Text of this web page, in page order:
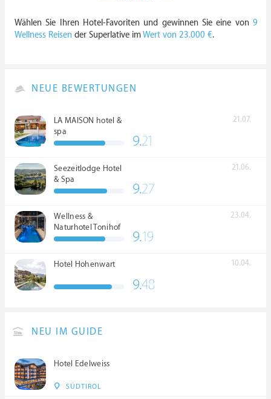
Wählen Sie Ihren Hotel-Favoriten und gewinnen Sie eine von 9
Wellness Reisen der Superlative imWert von 23.000 €.
NEUE BEWERTUNGEN
LA MAISON hotel &
spa
21.07.
9.21
Seezeitlodge Hotel
& Spa
21.06.
9.27
Wellness &
Naturhotel Tonihof
****S
23.04.
9.19
Hotel Hohenwart 10.04.
9.48
NEU IM GUIDE
Hotel Edelweiss
SÜDTIROL